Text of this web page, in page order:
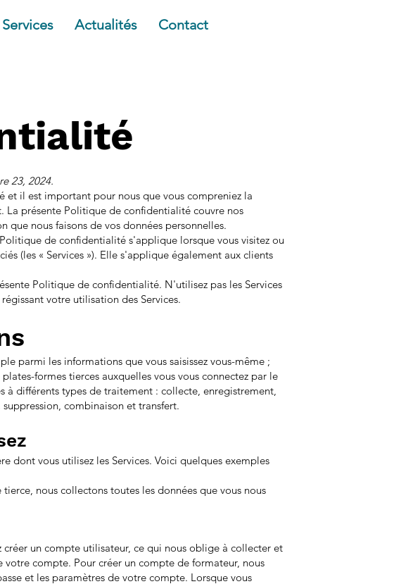
Services Actualités Contact
23, 2024.
il est important pour nous que vous compreniez la
La présente Politique de confidentialité couvre nos
nous faisons de vos données personnelles.
de confidentialité s'applique lorsque vous visitez ou
(les « Services »). Elle s'applique également aux clients
Politique de confidentialité. N'utilisez pas les Services
votre utilisation des Services.
parmi les informations que vous saisissez vous-même ;
formes tierces auxquelles vous vous connectez par le
à différents types de traitement : collecte, enregistrement,
combinaison et transfert.
dont vous utilisez les Services. Voici quelques exemples
nous collectons toutes les données que vous nous
un compte utilisateur, ce qui nous oblige à collecter et
compte. Pour créer un compte de formateur, nous
et les paramètres de votre compte. Lorsque vous